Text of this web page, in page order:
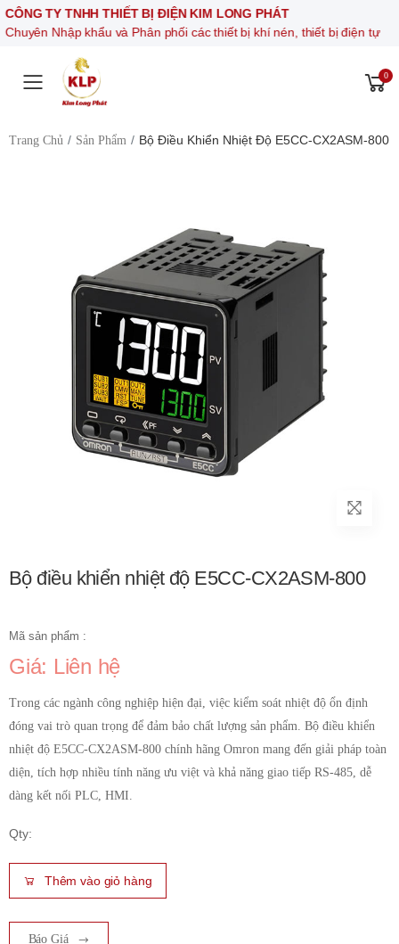
CÔNG TY TNHH THIẾT BỊ ĐIỆN KIM LONG PHÁT
Chuyên Nhập khẩu và Phân phối các thiết bị khí nén, thiết bị điện tự
Toggle mobile menu
0
Trang Chủ Sản Phẩm Bộ Điều Khiển Nhiệt Độ E5CC-CX2ASM-800
Bộ điều khiển nhiệt độ E5CC-CX2ASM-800
Mã sản phẩm :
Giá: Liên hệ
Trong các ngành công nghiệp hiện đại, việc kiểm soát nhiệt độ ổn định
đóng vai trò quan trọng để đảm bảo chất lượng sản phẩm. Bộ điều khiển
nhiệt độ E5CC-CX2ASM-800 chính hãng Omron mang đến giải pháp toàn
diện, tích hợp nhiều tính năng ưu việt và khả năng giao tiếp RS-485, dễ
dàng kết nối PLC, HMI.
Qty:
Thêm vào giỏ hàng
Báo Giá